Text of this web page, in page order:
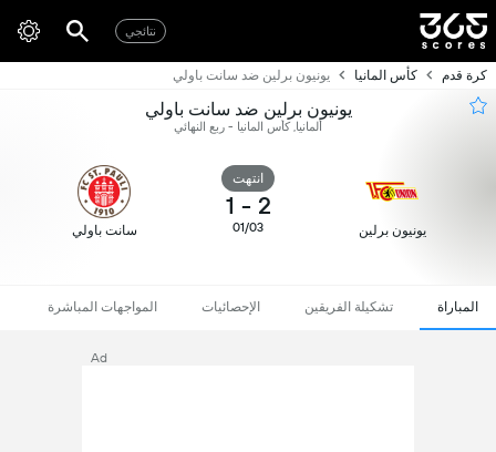
نتائجي
كرة قدم كأس المانيا يونيون برلين ضد سانت باولي
يونيون برلين ضد سانت باولي
ألمانيا, كأس المانيا - ربع النهائي
يونيون برلين
انتهت
2
-
1
01/03 سانت باولي
المباراة تشكيلة الفريقين الإحصائيات المواجهات المباشرة
Ad